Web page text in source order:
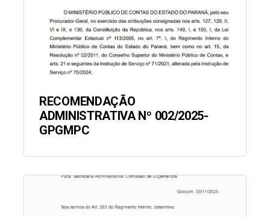
RECOMENDAÇÃO
ADMINISTRATIVA Nº 002/2025-
GPGMPC